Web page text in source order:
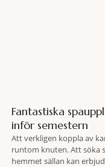
Fantastiska
inför semestern
Att verkligen koppla av
runtom knuten. Att söka
hemmet sällan kan